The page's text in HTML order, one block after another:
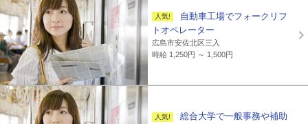
自動車工場でフォークリフ
トオペレーター
広島市安佐北区三入
時給 1,250円 ～ 1,500円
総合大学で一般事務や補助